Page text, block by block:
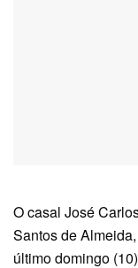
O casal José
Santos de
último domingo